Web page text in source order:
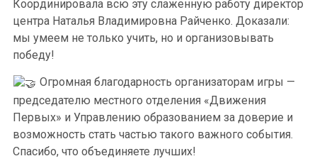
Координировала всю эту слаженную работу директор
центра Наталья Владимировна Райченко. Доказали:
мы умеем не только учить, но и организовывать
победу!
Огромная благодарность организаторам игры —
председателю местного отделения «Движения
Первых» и Управлению образованием за доверие и
возможность стать частью такого важного события.
Спасибо, что объединяете лучших!